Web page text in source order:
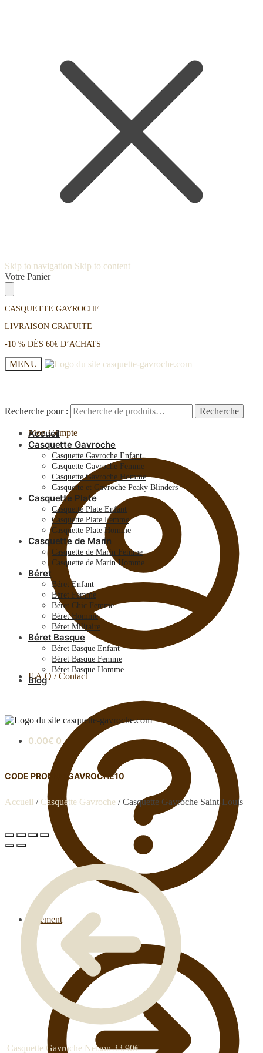
Skip to navigation Skip to content
Votre Panier
CASQUETTE GAVROCHE
LIVRAISON GRATUITE
-10 % DÈS 60€ D’ACHATS
MENU
Recherche pour : Recherche
Mon Compte
F.A.Q / Contact
Paiement
Recherche pour : Recherche
Accueil
Casquette Gavroche
Casquette Gavroche Enfant
Casquette Gavroche Femme
Casquette Gavroche Homme
Casquette et Gavroche Peaky Blinders
Casquette Plate
Casquette Plate Enfant
Casquette Plate Femme
Casquette Plate Homme
Casquette de Marin
Casquette de Marin Femme
Casquette de Marin Homme
Béret
Béret Enfant
Béret Femme
Béret Chic Femme
Béret Homme
Béret Militaire
Béret Basque
Béret Basque Enfant
Béret Basque Femme
Béret Basque Homme
Blog
0.00€ 0
CODE PROMO : GAVROCHE10
Accueil / Casquette Gavroche /Casquette Gavroche Saint-Louis
Casquette Gavroche Nelson 33.90€